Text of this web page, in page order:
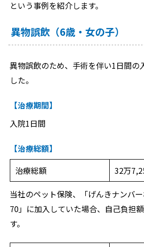
という事例を紹介します。
異物誤飲（6歳・女の子）
異物誤飲のため、手術を伴い1日間の
した。
【治療期間】
入院1日間
【治療総額】
治療総額
32万
当社のペット保険、「げんきナンバ
70」に加入していた場合、自己負担
す。